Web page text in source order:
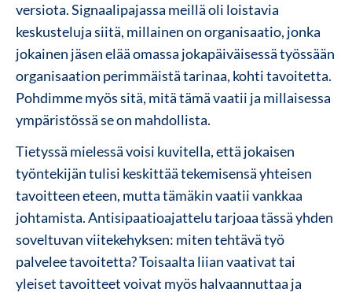
versiota. Signaalipajassa meillä oli loistavia
keskusteluja siitä, millainen on organisaatio, jonka
jokainen jäsen elää omassa jokapäiväisessä työssään
organisaation perimmäistä tarinaa, kohti tavoitetta.
Pohdimme myös sitä, mitä tämä vaatii ja millaisessa
ympäristössä se on mahdollista.
Tietyssä mielessä voisi kuvitella, että jokaisen
työntekijän tulisi keskittää tekemisensä yhteisen
tavoitteen eteen, mutta tämäkin vaatii vankkaa
johtamista. Antisipaatioajattelu tarjoaa tässä yhden
soveltuvan viitekehyksen: miten tehtävä työ
palvelee tavoitetta? Toisaalta liian vaativat tai
yleiset tavoitteet voivat myös halvaannuttaa ja